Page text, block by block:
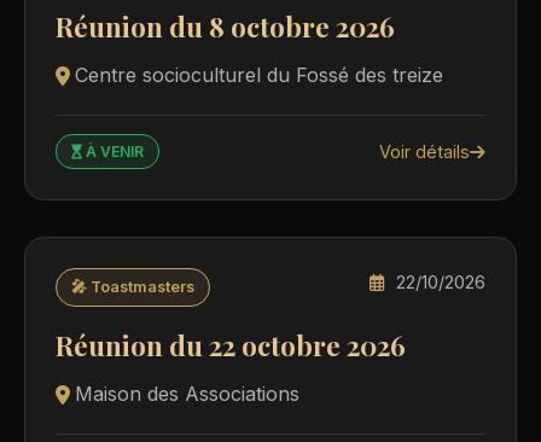
Réunion du 8 octobre 2026
Centre socioculturel du Fossé des treize
À VENIR Voir détails
🎤 Toastmasters 22/10/2026
Réunion du 22 octobre 2026
Maison des Associations